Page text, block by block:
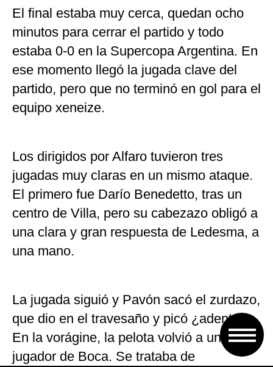
El final estaba muy cerca, quedan ocho
minutos para cerrar el partido y todo
estaba 0-0 en la Supercopa Argentina. En
ese momento llegó la jugada clave del
partido, pero que no terminó en gol para el
equipo xeneize.
Los dirigidos por Alfaro tuvieron tres
jugadas muy claras en un mismo ataque.
El primero fue Darío Benedetto, tras un
centro de Villa, pero su cabezazo obligó a
una clara y gran respuesta de Ledesma, a
una mano.
La jugada siguió y Pavón sacó el zurdazo,
que dio en el travesaño y picó ¿adentro?.
En la vorágine, la pelota volvió a un
jugador de Boca. Se trataba de